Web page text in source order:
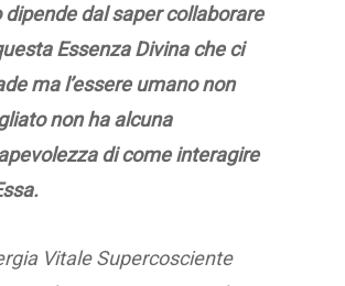
dipende dal saper collaborare
Essenza Divina che ci
ma l’essere umano non
non ha alcuna
di come interagire
Vitale Supercosciente